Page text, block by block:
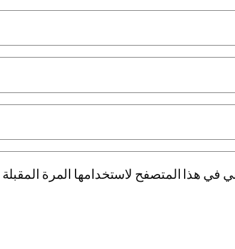
في هذا المتصفح لاستخدامها المرة